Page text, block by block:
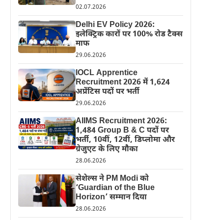
02.07.2026
Delhi EV Policy 2026:
इलेक्ट्रिक कारों पर 100% रोड टैक्स
माफ
29.06.2026
IOCL Apprentice
Recruitment 2026 में 1,624
अप्रेंटिस पदों पर भर्ती
29.06.2026
AIIMS Recruitment 2026:
1,484 Group B & C पदों पर
भर्ती, 10वीं, 12वीं, डिप्लोमा और
ग्रेजुएट के लिए मौका
28.06.2026
सेशेल्स ने PM Modi को
‘Guardian of the Blue
Horizon’ सम्मान दिया
28.06.2026